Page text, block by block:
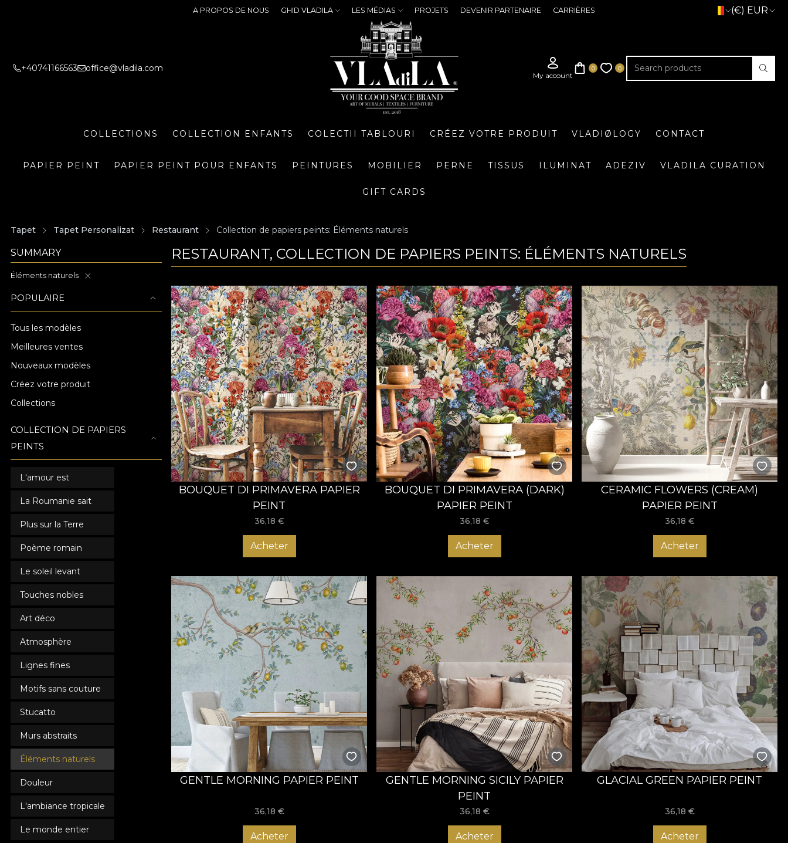
A PROPOS DE NOUS GHID VLADILA LES MÉDIAS PROJETS DEVENIR PARTENAIRE CARRIÈRES (€) EUR
+40741166563 office@vladila.com
COLLECTIONS COLLECTION ENFANTS COLECTII TABLOURI CRÉEZ VOTRE PRODUIT VLADIØLOGY CONTACT
PAPIER PEINT PAPIER PEINT POUR ENFANTS PEINTURES MOBILIER PERNE TISSUS ILUMINAT ADEZIV VLADILA CURATION
GIFT CARDS
Tapet Tapet Personalizat Restaurant Collection de papiers peints: Éléments naturels
SUMMARY
Éléments naturels
POPULAIRE
Tous les modèles
Meilleures ventes
Nouveaux modèles
Créez votre produit
Collections
COLLECTION DE PAPIERS
PEINTS
L'amour est
La Roumanie sait
Plus sur la Terre
Poème romain
Le soleil levant
Touches nobles
Art déco
Atmosphère
Lignes fines
Motifs sans couture
Stucatto
Murs abstraits
Éléments naturels
Douleur
L'ambiance tropicale
Le monde entier
RESTAURANT, COLLECTION DE PAPIERS PEINTS: ÉLÉMENTS NATURELS
BOUQUET DI PRIMAVERA PAPIER
PEINT
36,18 €
Acheter
BOUQUET DI PRIMAVERA (DARK)
PAPIER PEINT
36,18 €
Acheter
CERAMIC FLOWERS (CREAM)
PAPIER PEINT
36,18 €
Acheter
GENTLE MORNING PAPIER PEINT
36,18 €
Acheter
GENTLE MORNING SICILY PAPIER
PEINT
36,18 €
Acheter
GLACIAL GREEN PAPIER PEINT
36,18 €
Acheter